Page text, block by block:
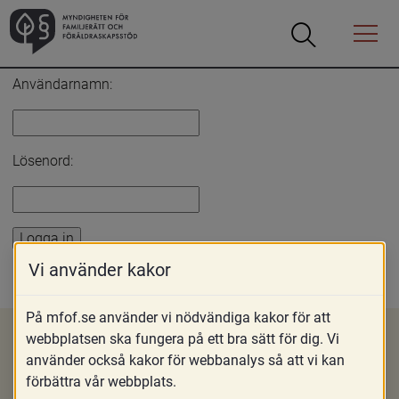
Öppna
Öppna
Menyn
Inloggning
Användarnamn:
Lösenord:
Vi använder kakor
På mfof.se använder vi nödvändiga kakor för att
webbplatsen ska fungera på ett bra sätt för dig. Vi
använder också kakor för webbanalys så att vi kan
förbättra vår webbplats.